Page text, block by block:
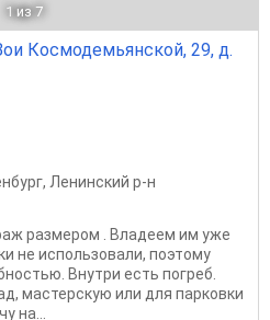
1 из 7
Космодемьянской, 29, д.
, Ленинский р-н
размером . Владеем им уже
не использовали, поэтому
Внутри есть погреб.
мастерскую или для парковки
на...